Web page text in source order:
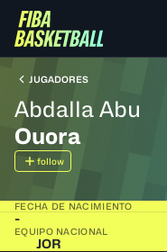
JUGADORES
Abdalla Abu
Ouora
follow
FECHA DE NACIMIENTO
-
EQUIPO NACIONAL
JOR